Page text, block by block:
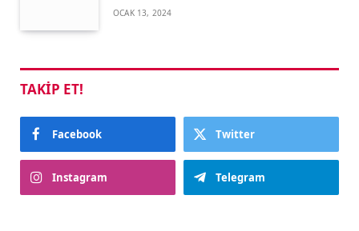
OCAK 13, 2024
TAKIP ET!
Facebook Twitter
Instagram Telegram